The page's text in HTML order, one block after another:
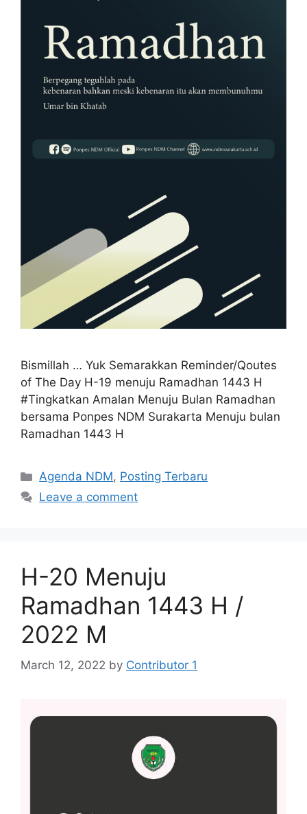
Bismillah … Yuk Semarakkan Reminder/Qoutes
of The Day H-19 menuju Ramadhan 1443 H
#Tingkatkan Amalan Menuju Bulan Ramadhan
bersama Ponpes NDM Surakarta Menuju bulan
Ramadhan 1443 H
Categories
Agenda NDM, Posting Terbaru
Leave a comment
H-20 Menuju
Ramadhan 1443 H /
2022 M
March 12, 2022 by Contributor 1